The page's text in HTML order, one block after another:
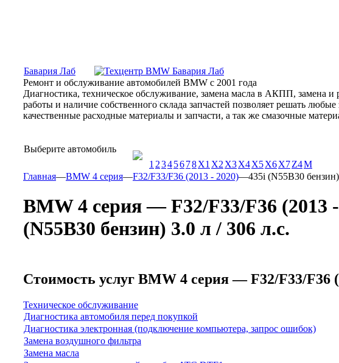
Бавария Лаб
Ремонт и обслуживание автомобилей BMW с 2001 года
Диагностика, техническое обслуживание, замена масла в АКПП, замена
работы и наличие собственного склада запчастей позволяет решать
качественные расходные материалы и запчасти, а так же смазочные
Выберите автомобиль
1 2345678X1 X2 X3X4X5X6X7Z4М
Главная—BMW 4 серия—F32/F33/F36 (2013 - 2020)—435i (N55B30
BMW 4 серия — F32/F33/F36 (2013
(N55B30 бензин) 3.0 л / 306 л.с.
Стоимость услуг BMW 4 серия — F32/F33/F36
Техническое обслуживание
Диагностика автомобиля перед покупкой
Диагностика электронная (подключение компьютера, запрос ошибок)
Замена воздушного фильтра
Замена масла